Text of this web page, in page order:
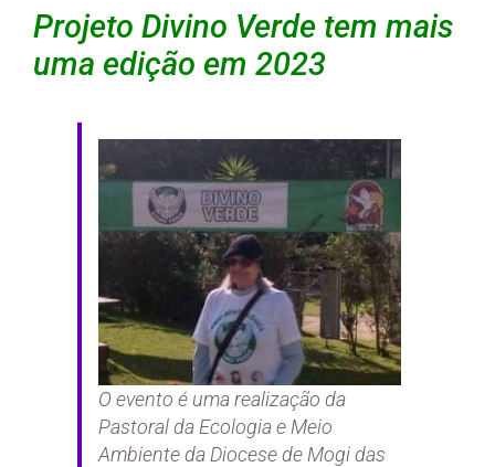
Projeto Divino Verde tem mais
uma edição em 2023
O evento é uma realização da
Pastoral da Ecologia e Meio
Ambiente da Diocese de Mogi das